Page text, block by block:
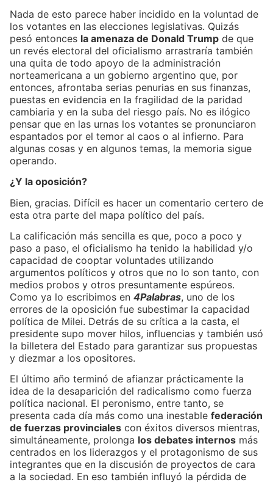
Nada de esto parece haber incidido en la voluntad de
los votantes en las elecciones legislativas. Quizás
pesó entonces la amenaza de Donald Trump de que
un revés electoral del oficialismo arrastraría también
una quita de todo apoyo de la administración
norteamericana a un gobierno argentino que, por
entonces, afrontaba serias penurias en sus finanzas,
puestas en evidencia en la fragilidad de la paridad
cambiaria y en la suba del riesgo país. No es ilógico
pensar que en las urnas los votantes se pronunciaron
espantados por el temor al caos o al infierno. Para
algunas cosas y en algunos temas, la memoria sigue
operando.
¿Y la oposición?
Bien, gracias. Difícil es hacer un comentario certero de
esta otra parte del mapa político del país.
La calificación más sencilla es que, poco a poco y
paso a paso, el oficialismo ha tenido la habilidad y/o
capacidad de cooptar voluntades utilizando
argumentos políticos y otros que no lo son tanto, con
medios probos y otros presuntamente espúreos.
Como ya lo escribimos en 4Palabras, uno de los
errores de la oposición fue subestimar la capacidad
política de Milei. Detrás de su crítica a la casta, el
presidente supo mover hilos, influencias y también usó
la billetera del Estado para garantizar sus propuestas
y diezmar a los opositores.
El último año terminó de afianzar prácticamente la
idea de la desaparición del radicalismo como fuerza
política nacional. El peronismo, entre tanto, se
presenta cada día más como una inestable federación
de fuerzas provinciales con éxitos diversos mientras,
simultáneamente, prolonga los debates internos más
centrados en los liderazgos y el protagonismo de sus
integrantes que en la discusión de proyectos de cara
a la sociedad. En eso también influyó la pérdida de